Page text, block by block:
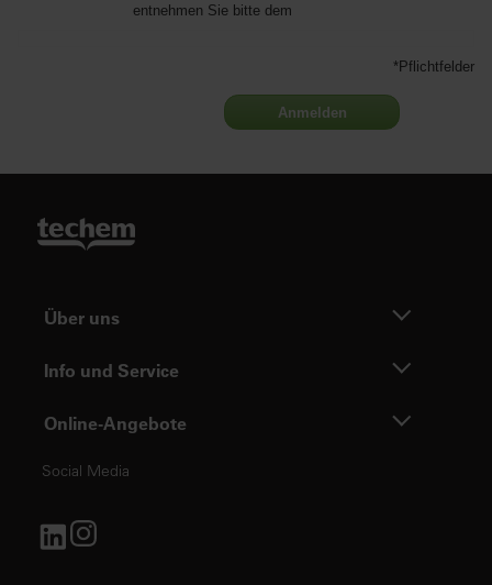
entnehmen Sie bitte dem
*Pflichtfelder
Anmelden
Über uns
Info und Service
Online-Angebote
Social Media